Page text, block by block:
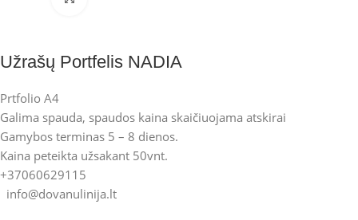
Užrašų Portfelis NADIA
Prtfolio A4
Galima spauda, spaudos kaina skaičiuojama atskirai
Gamybos terminas 5 – 8 dienos.
Kaina peteikta užsakant 50vnt.
+37060629115
info@dovanulinija.lt